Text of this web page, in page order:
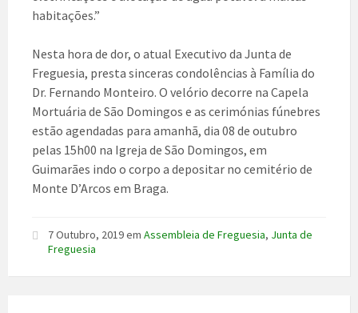
habitações.”
Nesta hora de dor, o atual Executivo da Junta de
Freguesia, presta sinceras condolências à Família do
Dr. Fernando Monteiro. O velório decorre na Capela
Mortuária de São Domingos e as cerimónias fúnebres
estão agendadas para amanhã, dia 08 de outubro
pelas 15h00 na Igreja de São Domingos, em
Guimarães indo o corpo a depositar no cemitério de
Monte D’Arcos em Braga.
7 Outubro, 2019em Assembleia de Freguesia, Junta de
Freguesia